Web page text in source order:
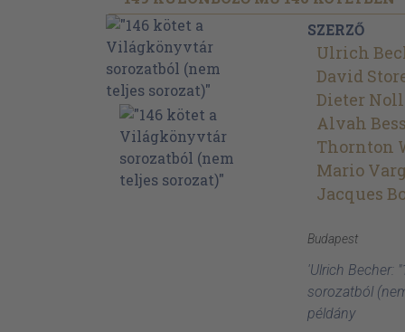
SZERZŐ
Ulrich
David
Dieter Noll
Alvah
Thornton
Mario
Jacques
Budapest
'Ulrich Becher:
sorozatból
példány